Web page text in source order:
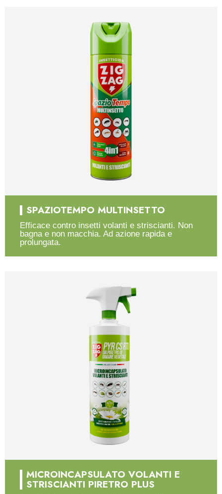
SPAZIOTEMPO MULTINSETTO
Efficace contro insetti volanti e striscianti. Non
bagna e non macchia. Ad azione rapida e
prolungata.
MICROINCAPSULATO VOLANTI E
STRISCIANTI PIRETRO PLUS